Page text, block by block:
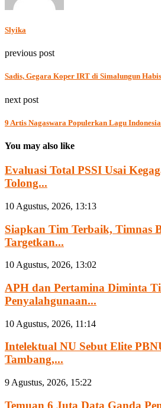
Slyika
previous post
Sadis, Gegara Koper IRT di Simalungun
next post
9 Artis Nagaswara Populerkan Lagu
You may also like
Evaluasi Total PSSI Usai
Tolong...
10 Agustus, 2026, 13:13
Siapkan Tim Terbaik, Timnas
Targetkan...
10 Agustus, 2026, 13:02
APH dan Pertamina Diminta
Penyalahgunaan...
10 Agustus, 2026, 11:14
Intelektual NU Sebut Elite
Tambang,...
9 Agustus, 2026, 15:22
Temuan 6 Juta Data Ganda